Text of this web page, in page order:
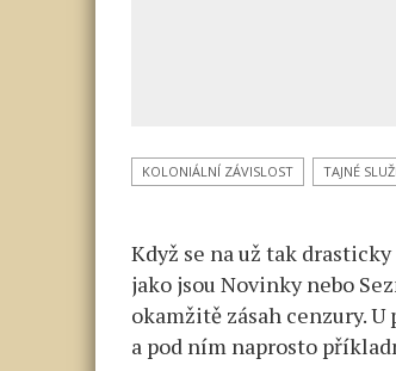
KOLONIÁLNÍ ZÁVISLOST TAJNÉ
Když se na už tak
jako jsou Novinky nebo
okamžitě zásah cenzury.
a pod ním naprosto